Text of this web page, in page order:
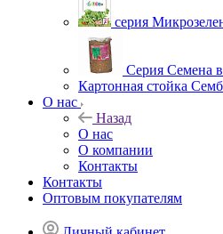
серия
Серия Семена
Картонная стойка
О нас
Назад
О нас
О компании
Контакты
Контакты
Оптовым покупателям